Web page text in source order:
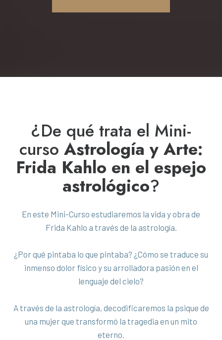
¿De qué trata el Mini-
curso Astrología y Arte:
Frida Kahlo en el espejo
astrológico?
En este Mini-Curso estudiaremos la vida y obra de
Frida Kahlo a través de la astrología.
¿Por qué pintaba lo que pintaba? ¿Cómo se traduce su
inmenso dolor físico y su arrolladora pasión en el
lenguaje del cielo?
A través de la astrología, decodificaremos la psique de
una mujer que transformó la tragedia en un mito
eterno.